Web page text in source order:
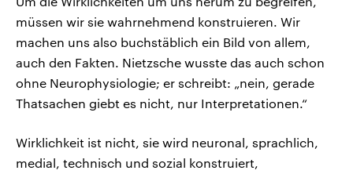
müssen wir sie wahrnehmend konstruieren. Wir
machen uns also buchstäblich ein Bild von allem,
auch den Fakten. Nietzsche wusste das auch schon
ohne Neurophysiologie; er schreibt: „nein, gerade
Thatsachen giebt es nicht, nur Interpretationen.“
Wirklichkeit ist nicht, sie wird neuronal, sprachlich,
medial, technisch und sozial konstruiert,